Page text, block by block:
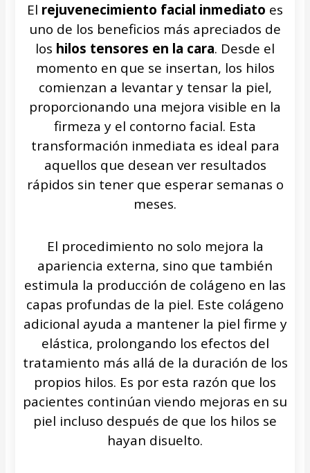
El rejuvenecimiento facial inmediato es
uno de los beneficios más apreciados de
los hilos tensores en la cara. Desde el
momento en que se insertan, los hilos
comienzan a levantar y tensar la piel,
proporcionando una mejora visible en la
firmeza y el contorno facial. Esta
transformación inmediata es ideal para
aquellos que desean ver resultados
rápidos sin tener que esperar semanas o
meses.
El procedimiento no solo mejora la
apariencia externa, sino que también
estimula la producción de colágeno en las
capas profundas de la piel. Este colágeno
adicional ayuda a mantener la piel firme y
elástica, prolongando los efectos del
tratamiento más allá de la duración de los
propios hilos. Es por esta razón que los
pacientes continúan viendo mejoras en su
piel incluso después de que los hilos se
hayan disuelto.